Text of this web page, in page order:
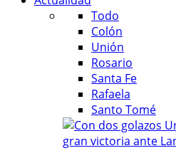
Todo
Colón
Unión
Rosario
Santa Fe
Rafaela
Santo Tomé